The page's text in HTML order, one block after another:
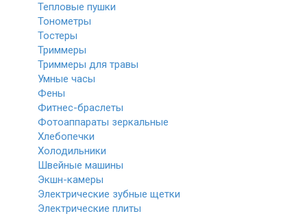
Тепловые пушки
Тонометры
Тостеры
Триммеры
Триммеры для травы
Умные часы
Фены
Фитнес-браслеты
Фотоаппараты зеркальные
Хлебопечки
Холодильники
Швейные машины
Экшн-камеры
Электрические зубные щетки
Электрические плиты